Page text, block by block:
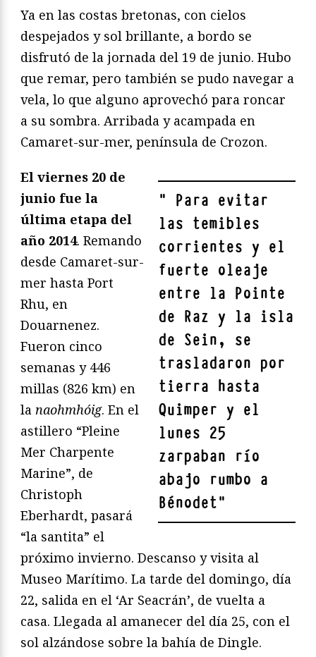
Ya en las costas bretonas, con cielos
despejados y sol brillante, a bordo se
disfrutó de la jornada del 19 de junio. Hubo
que remar, pero también se pudo navegar a
vela, lo que alguno aprovechó para roncar
a su sombra. Arribada y acampada en
Camaret-sur-mer, península de Crozon.
" Para evitar
las temibles
corrientes y el
fuerte oleaje
entre la Pointe
de Raz y la isla
de Sein, se
trasladaron por
tierra hasta
Quimper y el
lunes 25
zarpaban río
abajo rumbo a
Bénodet"
El viernes 20 de
junio fue la
última etapa del
año 2014. Remando
desde Camaret-sur-
mer hasta Port
Rhu, en
Douarnenez.
Fueron cinco
semanas y 446
millas (826 km) en
la naohmhóig. En el
astillero “Pleine
Mer Charpente
Marine”, de
Christoph
Eberhardt, pasará
“la santita” el
próximo invierno. Descanso y visita al
Museo Marítimo. La tarde del domingo, día
22, salida en el ‘Ar Seacrán’, de vuelta a
casa. Llegada al amanecer del día 25, con el
sol alzándose sobre la bahía de Dingle.